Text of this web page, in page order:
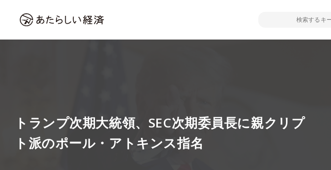
トランプ次期大統領、SEC次期委員長に親クリプ
ト派のポール・アトキンス指名